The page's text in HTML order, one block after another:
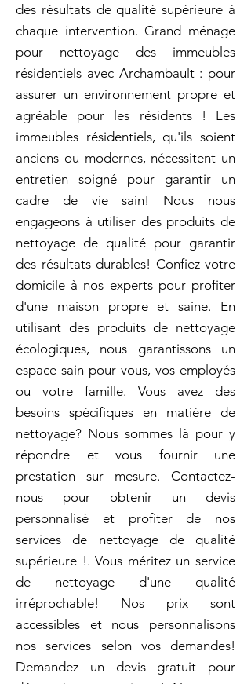
des résultats de qualité supérieure à
chaque intervention. Grand ménage
pour nettoyage des immeubles
résidentiels avec Archambault : pour
assurer un environnement propre et
agréable pour les résidents ! Les
immeubles résidentiels, qu'ils soient
anciens ou modernes, nécessitent un
entretien soigné pour garantir un
cadre de vie sain! Nous nous
engageons à utiliser des produits de
nettoyage de qualité pour garantir
des résultats durables! Confiez votre
domicile à nos experts pour profiter
d'une maison propre et saine. En
utilisant des produits de nettoyage
écologiques, nous garantissons un
espace sain pour vous, vos employés
ou votre famille. Vous avez des
besoins spécifiques en matière de
nettoyage? Nous sommes là pour y
répondre et vous fournir une
prestation sur mesure. Contactez-
nous pour obtenir un devis
personnalisé et profiter de nos
services de nettoyage de qualité
supérieure !. Vous méritez un service
de nettoyage d'une qualité
irréprochable! Nos prix sont
accessibles et nous personnalisons
nos services selon vos demandes!
Demandez un devis gratuit pour